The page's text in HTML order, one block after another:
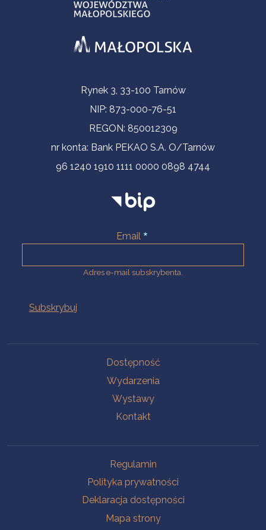
Informacje kontaktoweRynek 3, 33-100 Tarnów
NIP: 873-000-76-51
REGON: 850012309
nr konta: Bank PEKAO S.A. O/Tarnów
96 1240 1910 1111 0000 0898 4744
Email
Adres e-mail subskrybenta.
Dostępność
Wydarzenia
Wystawy
Kontakt
Regulamin
Polityka prywatności
Deklaracja dostępności
Mapa strony